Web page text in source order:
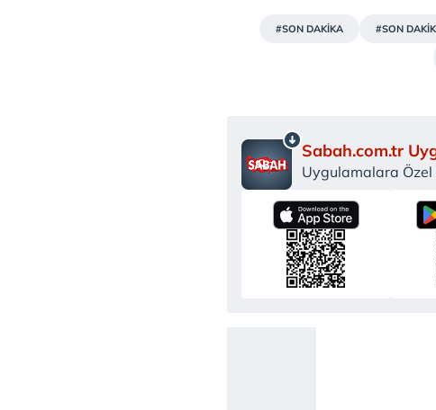
#SON DAKİKA #SON
Sabah.com.tr
Uygulamalara Özel